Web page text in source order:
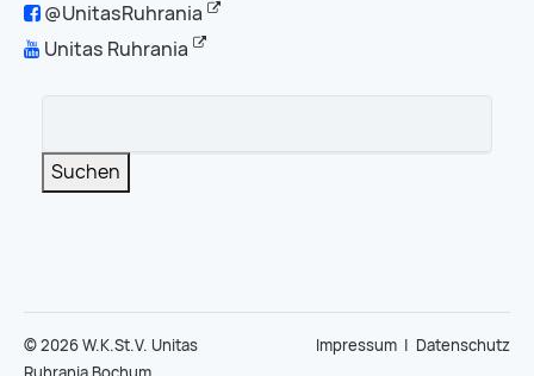
@UnitasRuhrania
Unitas Ruhrania
Suchen
© 2026 W.K.St.V. Unitas
Impressum | Datenschutz